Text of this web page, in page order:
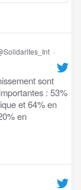
·
sont
: 53%
et 64% en
en